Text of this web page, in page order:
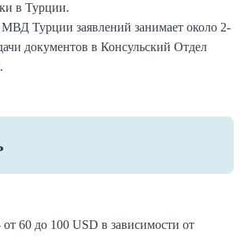
в Турции.
Турции заявлений занимает около 2-
документов в Консульский Отдел
60 до 100 USD в зависимости от